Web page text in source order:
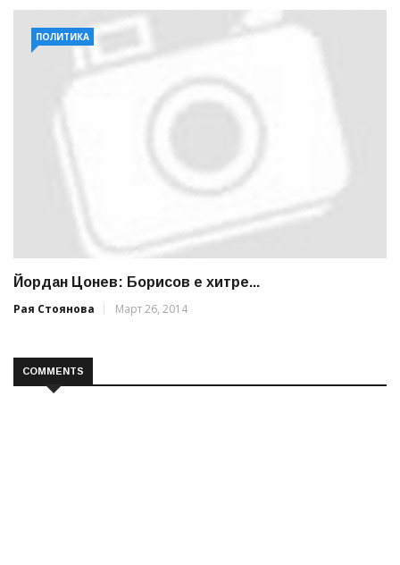
ПОЛИТИКА
Йордан Цонев: Борисов е хитре...
Рая Стоянова
Март 26, 2014
COMMENTS